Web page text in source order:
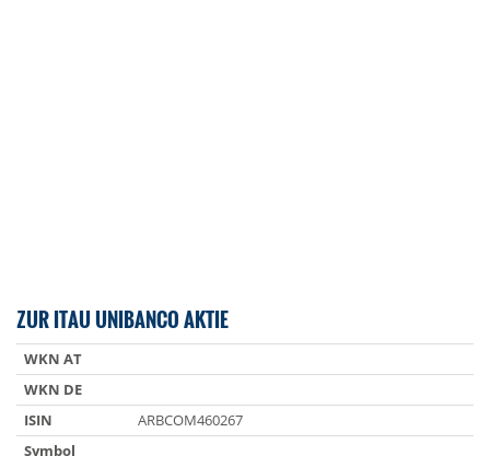
ZUR ITAU UNIBANCO AKTIE
WKN AT
WKN DE
ISIN
ARBCOM460267
Symbol